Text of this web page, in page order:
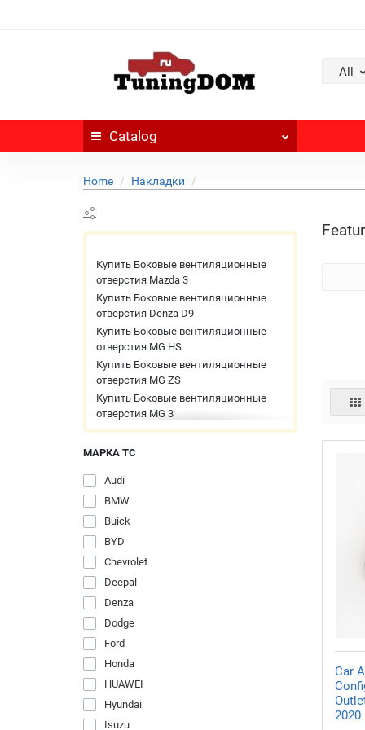
All
Catalog
Home Накладки
Купить Боковые вентиляционные
отверстия Mazda 3
Купить Боковые вентиляционные
отверстия Denza D9
Купить Боковые вентиляционные
отверстия MG HS
Купить Боковые вентиляционные
отверстия MG ZS
Купить Боковые вентиляционные
отверстия MG 3
Купить Боковые вентиляционные
отверстия HUAWEI Aito M9
отверстия Deepal G318
Купить Боковые вентиляционные
отверстия TANK Tank 400
отверстия TANK Tank 300
Купить Боковые вентиляционные
отверстия Toyota Raize
Купить Боковые вентиляционные
Купить Боковые вентиляционные
отверстия Toyota BZ4X
Купить Боковые вентиляционные
отверстия Toyota Yaris Cross
Купить Боковые вентиляционные
отверстия Toyota Yaris
МАРКА ТС
Audi
BMW
Buick
BYD
Chevrolet
Deepal
Denza
Dodge
Ford
Honda
HUAWEI
Hyundai
Isuzu
Car
2020